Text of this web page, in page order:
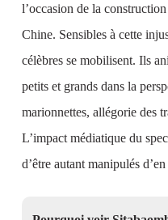
l’occasion de la
Chine. Sensibles à cette
célèbres se mobilisent. Ils
petits et grands dans la
marionnettes, allégorie des
L’impact médiatique du
d’être autant manipulés